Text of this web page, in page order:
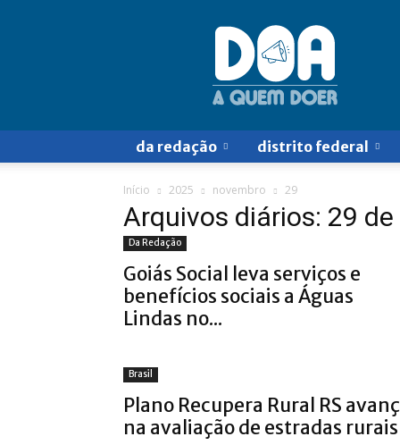
Doa
a
Quem
Doer
da redação distrito federal
Início 2025 novembro 29
Arquivos diários: 29
Da Redação
Goiás Social leva serviços e
benefícios sociais a Águas
Lindas no...
Brasil
Plano Recupera Rural RS
na avaliação de estradas rurais